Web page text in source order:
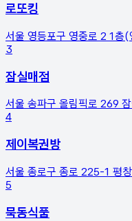
로또킹
서울 영등포구 영중로 2 1층
3
잠실매점
서울 송파구 올림픽로 269
4
제이복권방
서울 종로구 종로 225-1 평
5
묵동식품